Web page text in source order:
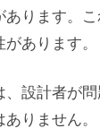
あります。
あります。
、設計者が
ありません